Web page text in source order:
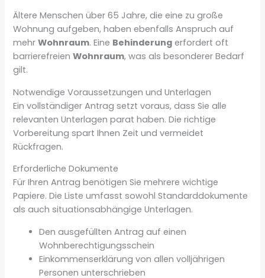
Ältere Menschen über 65 Jahre, die eine zu große
Wohnung aufgeben, haben ebenfalls Anspruch auf
mehrWohnraum. Eine Behinderung erfordert oft
barrierefreienWohnraum, was als besonderer Bedarf
gilt.
Notwendige Voraussetzungen und Unterlagen
Ein vollständiger Antrag setzt voraus, dass Sie alle
relevanten Unterlagen parat haben. Die richtige
Vorbereitung spart Ihnen Zeit und vermeidet
Rückfragen.
Erforderliche Dokumente
Für Ihren Antrag benötigen Sie mehrere wichtige
Papiere. Die Liste umfasst sowohl Standarddokumente
als auch situationsabhängige Unterlagen.
Den ausgefüllten Antrag auf einen
Wohnberechtigungsschein
Einkommenserklärung von allen volljährigen
Personen unterschrieben